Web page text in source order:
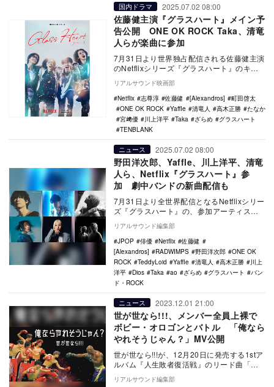
国内ドラマ 2025.07.02 08:00
佐藤健主演『グラスハート』メイン予
告公開 ONE OK ROCK Taka、清竜
人らが楽曲に参加
7月31日より世界独占配信される佐藤健主演
のNetflixシリーズ『グラスハート』のキー
アートとメイン予告が公開。また、楽曲や
リ…
リアルサウンド映画部
Netflix
志尊淳 佐藤健 [Alexandros]
町田啓太
ONE OK ROCK
Yaffle 清竜人 高木正勝
たなか
宮﨑優
川上洋平 Taka ざらめ
グラスハート
TENBLANK
ニュース 2025.07.02 08:00
野田洋次郎、Yaffle、川上洋平、清竜
人ら、Netflix『グラスハート』参
加 劇中バンドの新曲配信も
7月31日より全世界配信となるNetflixシリー
ズ『グラスハート』の、参加アーティスト
26組が公開された。 先日、主演兼共…
リアルサウンド編集部
JPOP
俳優 Netflix
佐藤健
[Alexandros]
RADWIMPS 野田洋次郎
ONE OK
ROCK
TeddyLoid Yaffle 清竜人 高木正勝
川上
洋平
Dios Taka ao ざらめ グラスハート
バン
ド・ROCK
ニュース 2023.12.01 21:00
世が世なら!!!、メンバー全員上裸で
ボビー・オロゴンとバトル 「俺なら
やれそうじゃん？」MV公開
世が世なら!!!が、12月20日に発売する1stア
ルバム『人生敗者復活戦』のリード曲「俺
ならやれそうじゃん？」のMVを公開した…
リアルサウンド編集部